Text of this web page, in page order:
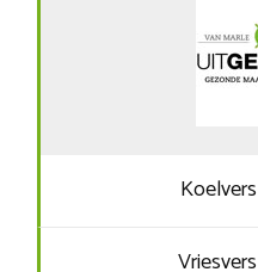
Koelvers
Vriesvers